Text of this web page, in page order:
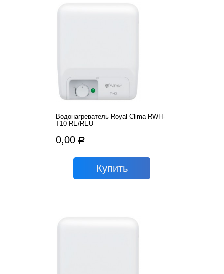
Вoдонагреватель Royal Clima RWH-
T10-RE/REU
0,00